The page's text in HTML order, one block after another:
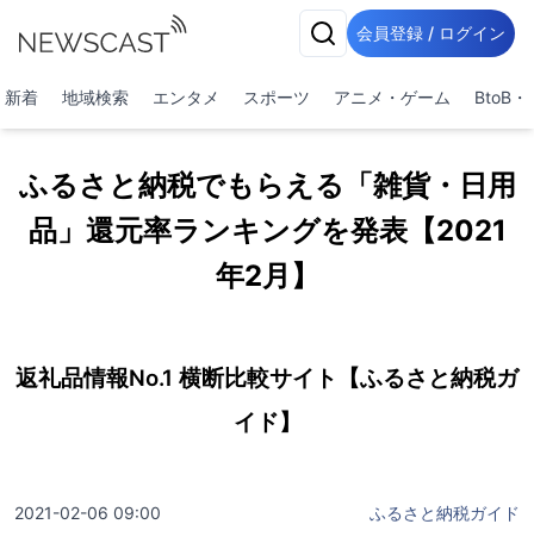
会員登録 / ログイン
新着 地域検索 エンタメ スポーツ アニメ・ゲーム BtoB・
ふるさと納税でもらえる「雑貨・日用
品」還元率ランキングを発表【2021
年2月】
返礼品情報No.1 横断比較サイト【ふるさと納税ガ
イド】
2021-02-06 09:00 ふるさと納税ガイド